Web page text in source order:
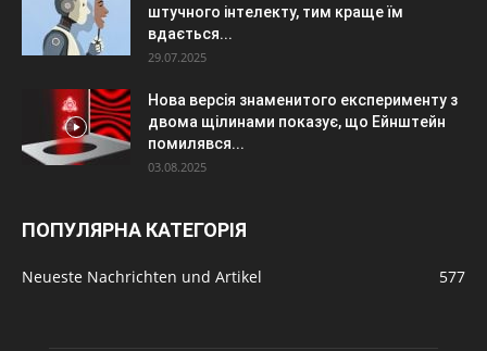
штучного інтелекту, тим краще їм
вдається...
29.07.2025
Нова версія знаменитого експерименту з
двома щілинами показує, що Ейнштейн
помилявся...
03.08.2025
ПОПУЛЯРНА КАТЕГОРІЯ
Neueste Nachrichten und Artikel 577